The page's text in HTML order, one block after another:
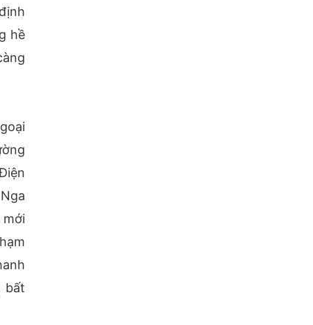
hề
bất